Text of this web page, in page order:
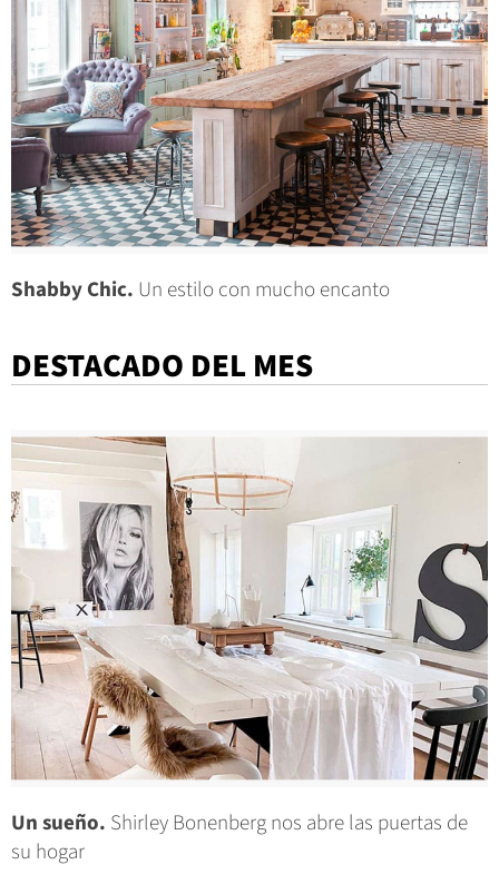
Shabby Chic. Un estilo con mucho encanto
DESTACADO DEL MES
Un sueño. Shirley Bonenberg nos abre las puertas de
su hogar